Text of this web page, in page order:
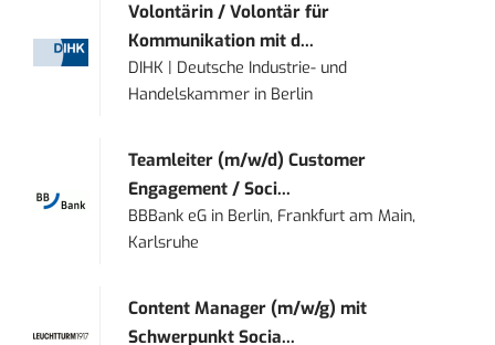
Volontärin / Volontär für
Kommunikation mit d...
DIHK | Deutsche Industrie- und
Handelskammer in Berlin
Teamleiter (m/w/d) Customer
Engagement / Soci...
BBBank eG in Berlin, Frankfurt am Main,
Karlsruhe
Content Manager (m/w/g) mit
Schwerpunkt Socia...